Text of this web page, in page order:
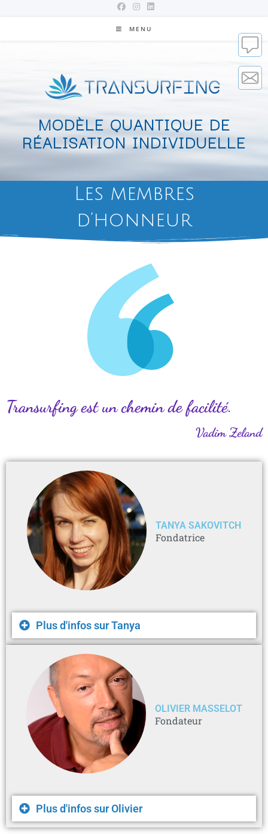
MENU
MODÈLE QUANTIQUE DE
RÉALISATION INDIVIDUELLE
Les membres
d’honneur
Transurfing est un chemin de facilité.
Vadim Zeland
TANYA SAKOVITCH
Fondatrice
Plus d'infos sur Tanya
OLIVIER MASSELOT
Fondateur
Plus d'infos sur Olivier